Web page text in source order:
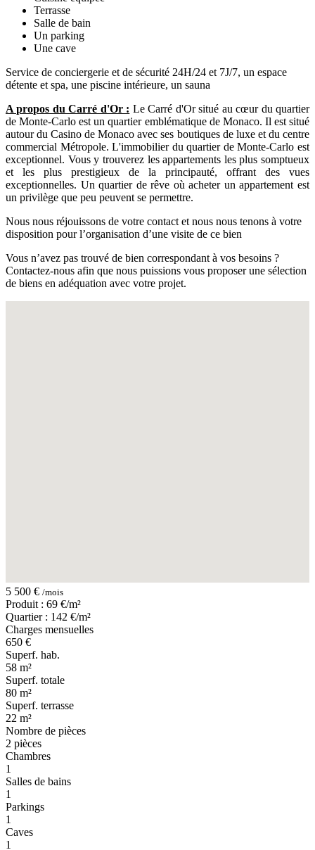
Terrasse
Salle de bain
Un parking
Une cave
Service de conciergerie et de sécurité 24H/24 et 7J/7, un espace
détente et spa, une piscine intérieure, un sauna
A propos du Carré d'Or : Le Carré d'Or situé au cœur du quartier
de Monte-Carlo est un quartier emblématique de Monaco. Il est situé
autour du Casino de Monaco avec ses boutiques de luxe et du centre
commercial Métropole. L'immobilier du quartier de Monte-Carlo est
exceptionnel. Vous y trouverez les appartements les plus somptueux
et les plus prestigieux de la principauté, offrant des vues
exceptionnelles. Un quartier de rêve où acheter un appartement est
un privilège que peu peuvent se permettre.
Nous nous réjouissons de votre contact et nous nous tenons à votre
disposition pour l’organisation d’une visite de ce bien
Vous n’avez pas trouvé de bien correspondant à vos besoins ?
Contactez-nous afin que nous puissions vous proposer une sélection
de biens en adéquation avec votre projet.
5 500 € /mois
Produit : 69 €/m²
Quartier : 142 €/m²
Charges mensuelles
650 €
Superf. hab.
58 m²
Superf. totale
80 m²
Superf. terrasse
22 m²
Nombre de pièces
2 pièces
Chambres
1
Salles de bains
1
Parkings
1
Caves
1